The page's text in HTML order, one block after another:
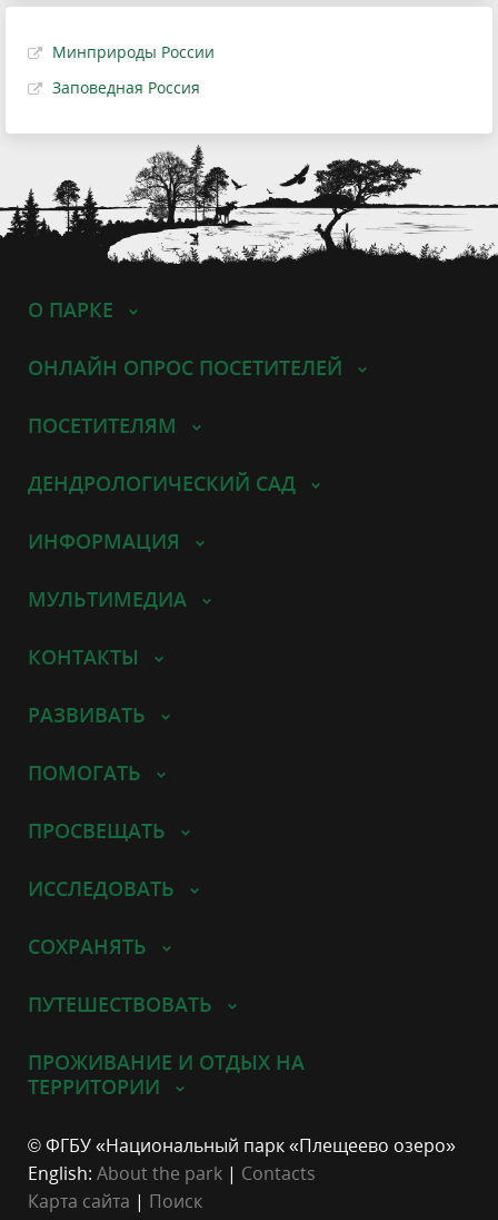
Минприроды России
Заповедная Россия
О ПАРКЕ
ОНЛАЙН ОПРОС ПОСЕТИТЕЛЕЙ
ПОСЕТИТЕЛЯМ
ДЕНДРОЛОГИЧЕСКИЙ САД
ИНФОРМАЦИЯ
МУЛЬТИМЕДИА
КОНТАКТЫ
РАЗВИВАТЬ
ПОМОГАТЬ
ПРОСВЕЩАТЬ
ИССЛЕДОВАТЬ
СОХРАНЯТЬ
ПУТЕШЕСТВОВАТЬ
ПРОЖИВАНИЕ И ОТДЫХ НА
ТЕРРИТОРИИ
© ФГБУ «Национальный парк «Плещеево озеро»
English: About the park | Contacts
Карта сайта | Поиск